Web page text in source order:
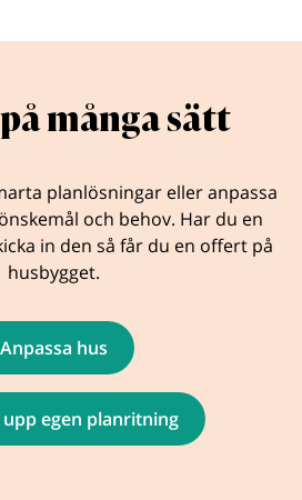
många sätt
planlösningar eller anpassa
och behov. Har du en
in den så får du en offert på
husbygget.
Anpassa hus
upp egen planritning